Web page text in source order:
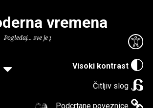
Visoki kontrast
Čitljiv slog
Podcrtane poveznice
vremena
Pogledaj... sve je puno knjiga.